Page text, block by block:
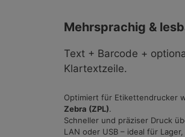
Mehrsprachig &
Text + Barcode +
Klartextzeile.
Optimiert für Etikettendrucker
Zebra (ZPL).
Schneller und präziser Druck
LAN oder USB – ideal für Lager,